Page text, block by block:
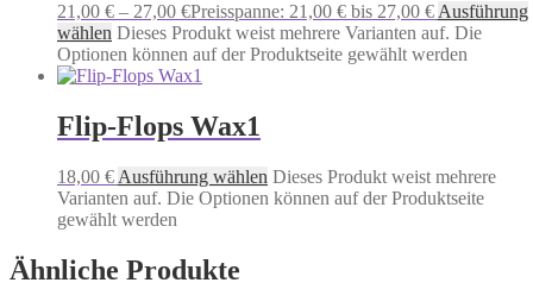
21,00 € – 27,00 €Preisspanne: 21,00 € bis 27,00 € Ausführung
wählen Dieses Produkt weist mehrere Varianten auf. Die
Optionen können auf der Produktseite gewählt werden
Flip-Flops Wax1
18,00 € Ausführung wählen Dieses Produkt weist mehrere
Varianten auf. Die Optionen können auf der Produktseite
gewählt werden
Ähnliche Produkte